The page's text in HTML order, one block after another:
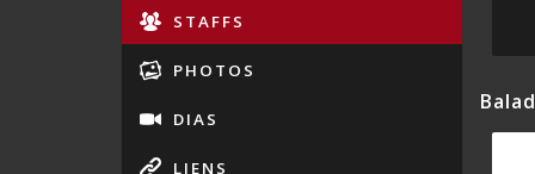
STAFFS
PHOTOS
DIAS
LIENS